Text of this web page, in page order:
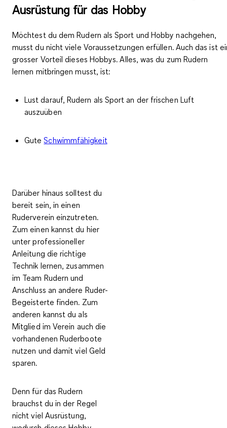
Ausrüstung für das Hobby
Möchtest du dem Rudern als Sport und Hobby nachgehen,
musst du nicht viele Voraussetzungen erfüllen. Auch das ist
grosser Vorteil dieses Hobbys. Alles, was du zum Rudern
lernen mitbringen musst, ist:
Lust darauf, Rudern als Sport an der frischen Luft
auszuüben
GuteSchwimmfähigkeit
Darüber hinaus solltest du
bereit sein, in einen
Ruderverein einzutreten.
Zum einen kannst du hier
unter professioneller
Anleitung die richtige
Technik lernen, zusammen
im Team Rudern und
Anschluss an andere Ruder-
Begeisterte finden. Zum
anderen kannst du als
Mitglied im Verein auch die
vorhandenen Ruderboote
nutzen und damit viel Geld
sparen.
Denn für das Rudern
brauchst du in der Regel
nicht viel Ausrüstung,